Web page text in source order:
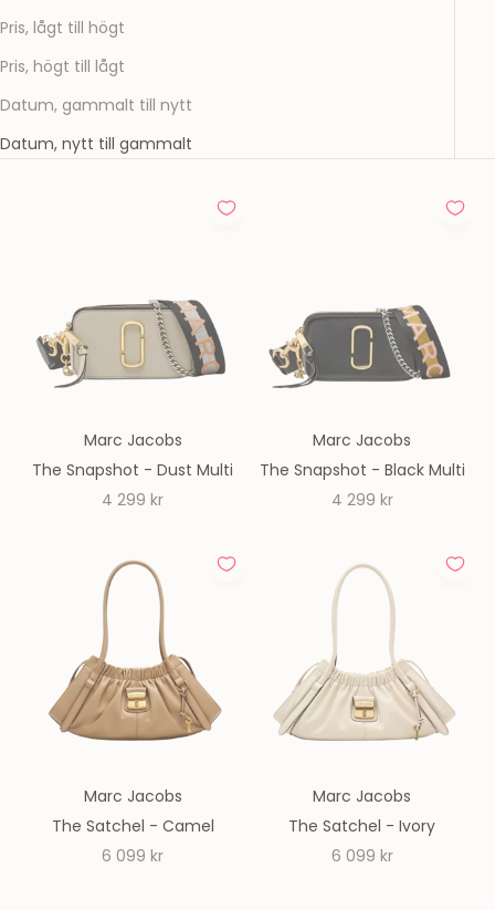
Pris, lågt till högt
Pris, högt till lågt
Datum, gammalt till nytt
Datum, nytt till gammalt
Marc Jacobs
The Snapshot - Dust Multi
REA-pris
4 299 kr
Marc Jacobs
The Snapshot - Black Multi
REA-pris
4 299 kr
Marc Jacobs
The Satchel - Camel
REA-pris
6 099 kr
Marc Jacobs
The Satchel - Ivory
REA-pris
6 099 kr